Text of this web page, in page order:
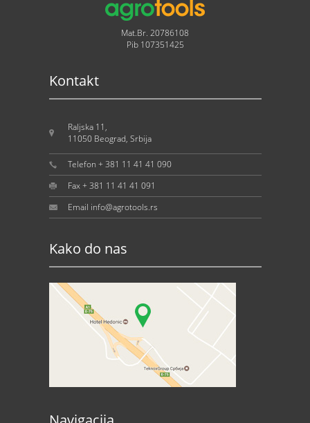
Mat.Br. 20786108
Pib 107351425
Kontakt
Raljska 11,
11050 Beograd, Srbija
Telefon + 381 11 41 41 090
Fax + 381 11 41 41 091
Email info@agrotools.rs
Kako do nas